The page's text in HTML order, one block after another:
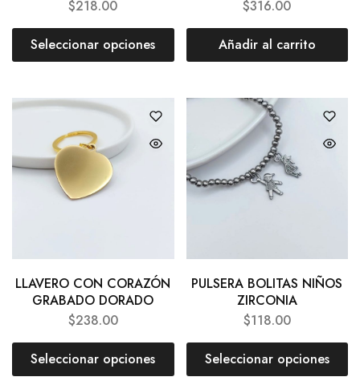
$218.00
Seleccionar opciones
$316.00
Añadir al carrito
LLAVERO CON CORAZÓN
GRABADO DORADO
$238.00
Seleccionar opciones
PULSERA BOLITAS NIÑOS
ZIRCONIA
$118.00
Seleccionar opciones